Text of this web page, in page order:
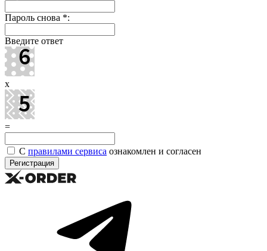
Пароль снова *:
Введите ответ
x
=
С правилами сервиса ознакомлен и согласен